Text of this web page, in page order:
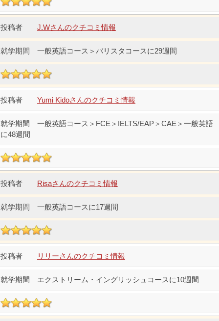
J.Wさんのクチコミ情報
一般英語コース＞バリスタコースに29週間
Yumi Kidoさんのクチコミ情報
一般英語コース＞FCE＞IELTS/EAP＞CAE＞一般英語
に48週間
Risaさんのクチコミ情報
一般英語コースに17週間
リリーさんのクチコミ情報
エクストリーム・イングリッシュコースに10週間